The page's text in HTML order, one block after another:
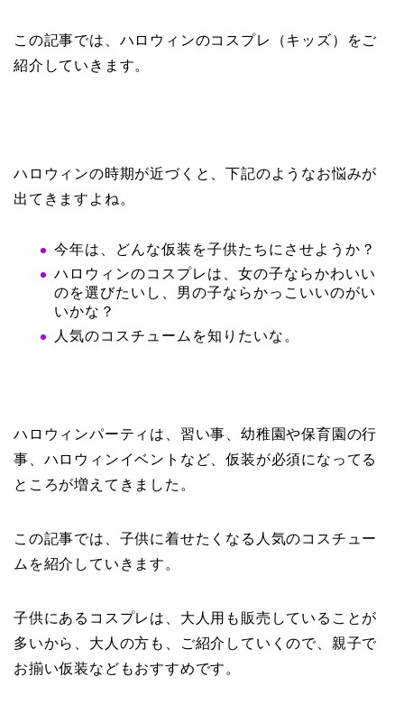
この記事では、ハロウィンのコスプレ（キッズ）をご
紹介していきます。
ハロウィンの時期が近づくと、下記のようなお悩みが
出てきますよね。
今年は、どんな仮装を子供たちにさせようか？
ハロウィンのコスプレは、女の子ならかわいい
のを選びたいし、男の子ならかっこいいのがい
いかな？
人気のコスチュームを知りたいな。
ハロウィンパーティは、習い事、幼稚園や保育園の行
事、ハロウィンイベントなど、仮装が必須になってる
ところが増えてきました。
この記事では、子供に着せたくなる人気のコスチュー
ムを紹介していきます。
子供にあるコスプレは、大人用も販売していることが
多いから、大人の方も、ご紹介していくので、親子で
お揃い仮装などもおすすめです。